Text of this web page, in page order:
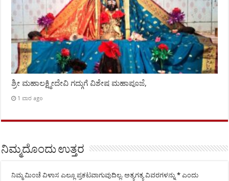
ಶ್ರೀ ಮಹಾಲಕ್ಷ್ಮೀದೇವಿ ಗದ್ಗುಗೆ ವಿಶೇಷ ಮಹಾಪೂಜೆ,
1 ವಾರ ago
ನಿಮ್ಮದೊಂದು ಉತ್ತರ
ನಿಮ್ಮ ಮಿಂಚೆ ವಿಳಾಸ ಎಲ್ಲೂ ಪ್ರಕಟವಾಗುವುದಿಲ್ಲ. ಅತ್ಯಗತ್ಯ ವಿವರಗಳನ್ನು* ಎಂದು